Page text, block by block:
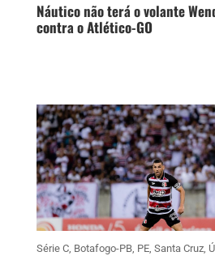
Náutico não terá o volante
contra o Atlético-GO
Série C, Botafogo-PB, PE, Santa Cruz,